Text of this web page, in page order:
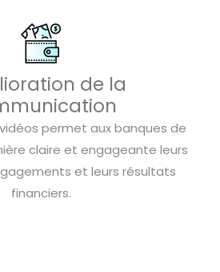
de la
permet aux banques de
claire et engageante leurs
et leurs résultats
financiers.